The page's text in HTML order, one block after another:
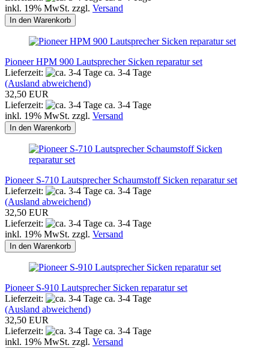
inkl. 19% MwSt. zzgl. Versand
In den Warenkorb
Pioneer HPM 900 Lautsprecher Sicken reparatur set
Lieferzeit:
ca. 3-4 Tage
(Ausland abweichend)
32,50 EUR
Lieferzeit:
ca. 3-4 Tage
inkl. 19% MwSt. zzgl. Versand
In den Warenkorb
Pioneer S-710 Lautsprecher Schaumstoff Sicken reparatur set
Lieferzeit:
ca. 3-4 Tage
(Ausland abweichend)
32,50 EUR
Lieferzeit:
ca. 3-4 Tage
inkl. 19% MwSt. zzgl. Versand
In den Warenkorb
Pioneer S-910 Lautsprecher Sicken reparatur set
Lieferzeit:
ca. 3-4 Tage
(Ausland abweichend)
32,50 EUR
Lieferzeit:
ca. 3-4 Tage
inkl. 19% MwSt. zzgl. Versand